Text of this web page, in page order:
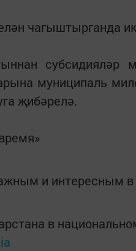
чагыштырганда
субсидияләр
муниципаль
җибәрелә.
и интересным в
в